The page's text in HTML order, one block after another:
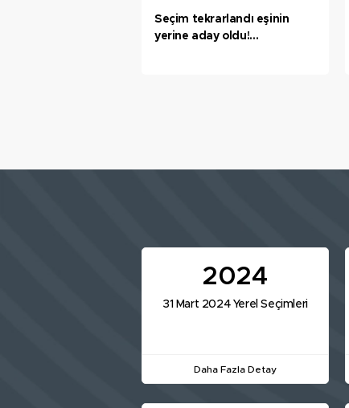
Seçim tekrarlandı eşinin
yerine aday oldu!
2024
31 Mart 2024 Yerel Seçimleri
Daha Fazla Detay